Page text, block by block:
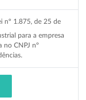
nº 1.875, de 25 de
para a empresa
no CNPJ nº